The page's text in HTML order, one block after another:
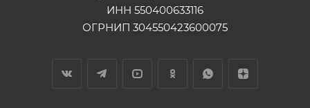
ИНН 550400633116
ОГРНИП 304550423600075